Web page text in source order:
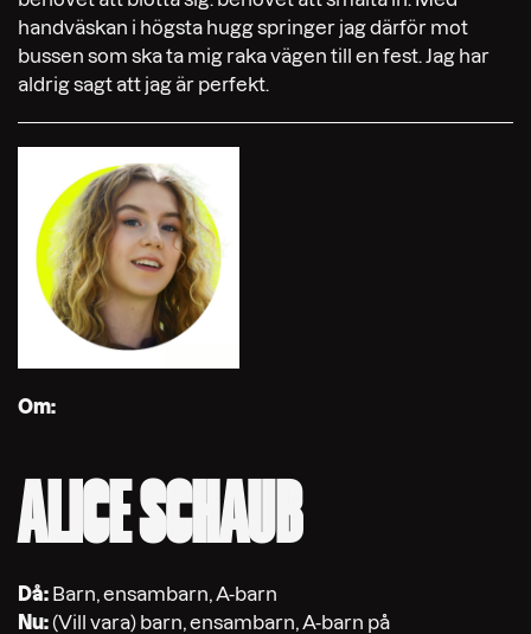
handväskan i högsta hugg springer jag därför mot
bussen som ska ta mig raka vägen till en fest. Jag har
aldrig sagt att jag är perfekt.
Om:
ALICE SCHAUB
Då: Barn, ensambarn, A-barn
Nu: (Vill vara) barn, ensambarn, A-barn på